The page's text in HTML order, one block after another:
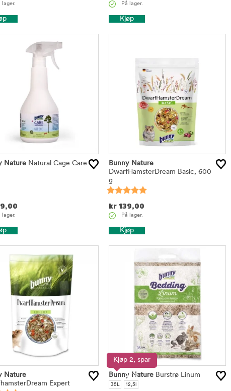
lager. På lager.
Kjøp
NatureNatural Cage Care
lager.
Bunny Nature
DwarfHamsterDream Basic, 600
g
kr 139,00
På lager.
Kjøp
Nature
Expert
Kjøp 2, spar
15%
Bunny NatureBurstrø Linum
35L 12,5l